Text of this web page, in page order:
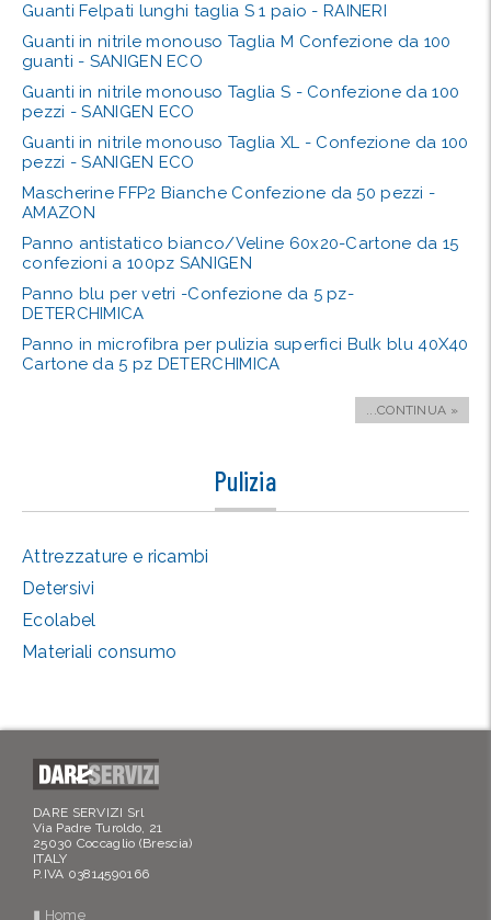
Guanti Felpati lunghi taglia S 1 paio - RAINERI
Guanti in nitrile monouso Taglia M Confezione da 100
guanti - SANIGEN ECO
Guanti in nitrile monouso Taglia S - Confezione da 100
pezzi - SANIGEN ECO
Guanti in nitrile monouso Taglia XL - Confezione da 100
pezzi - SANIGEN ECO
Mascherine FFP2 Bianche Confezione da 50 pezzi -
AMAZON
Panno antistatico bianco/Veline 60x20-Cartone da 15
confezioni a 100pz SANIGEN
Panno blu per vetri -Confezione da 5 pz-
DETERCHIMICA
Panno in microfibra per pulizia superfici Bulk blu 40X40
Cartone da 5 pz DETERCHIMICA
...CONTINUA »
Pulizia
Attrezzature e ricambi
Detersivi
Ecolabel
Materiali consumo
DARE SERVIZI Srl
Via Padre Turoldo, 21
25030 Coccaglio (Brescia)
ITALY
P.IVA 03814590166
▮ Home